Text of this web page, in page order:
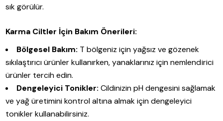
sık görülür.
Karma Ciltler İçin Bakım Önerileri:
Bölgesel Bakım: T bölgeniz için yağsız ve gözenek
sıkılaştırıcı ürünler kullanırken, yanaklarınız için nemlendirici
ürünler tercih edin.
Dengeleyici Tonikler: Cildinizin pH dengesini sağlamak
ve yağ üretimini kontrol altına almak için dengeleyici
tonikler kullanabilirsiniz.